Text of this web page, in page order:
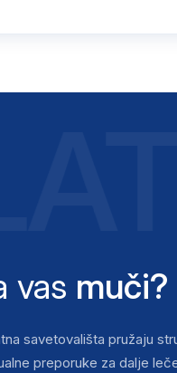
vas muči?
savetovališta pružaju
preporuke za dalje